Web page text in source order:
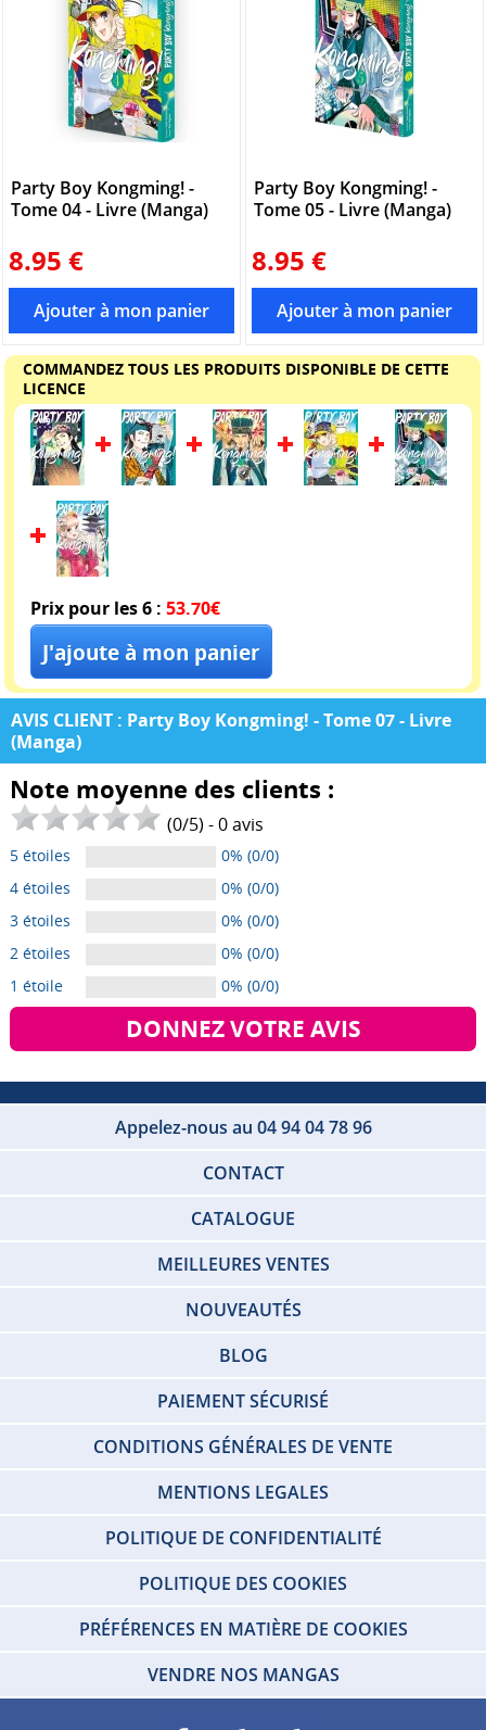
Party Boy Kongming! -
Tome 04 - Livre (Manga)
8.95 €
Party Boy Kongming! -
Tome 05 - Livre (Manga)
8.95 €
COMMANDEZ TOUS LES PRODUITS DISPONIBLE DE CETTE
LICENCE
Prix pour les 6 : 53.70€
AVIS CLIENT : Party Boy Kongming! - Tome 07 - Livre
(Manga)
Note moyenne des clients :
(0/5) -0avis
5 étoiles
0% (0/0)
4 étoiles
0% (0/0)
3 étoiles
0% (0/0)
2 étoiles
0% (0/0)
1 étoile
0% (0/0)
DONNEZ VOTRE AVIS
Appelez-nous au 04 94 04 78 96
CONTACT
CATALOGUE
MEILLEURES VENTES
NOUVEAUTÉS
BLOG
PAIEMENT SÉCURISÉ
CONDITIONS GÉNÉRALES DE VENTE
MENTIONS LEGALES
POLITIQUE DE CONFIDENTIALITÉ
POLITIQUE DES COOKIES
PRÉFÉRENCES EN MATIÈRE DE COOKIES
VENDRE NOS MANGAS